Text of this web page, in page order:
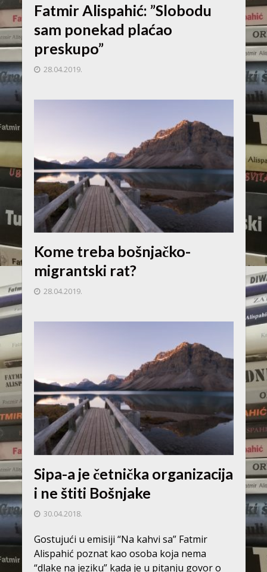
Fatmir Alispahić: ”Slobodu
sam ponekad plaćao
preskupo”
28.04.2019.
Kome treba bošnjačko-
migrantski rat?
28.04.2019.
Sipa-a je četnička organizacija
i ne štiti Bošnjake
30.04.2018.
Gostujući u emisiji “Na kahvi sa” Fatmir
Alispahić poznat kao osoba koja nema
“dlake na jeziku” kada je u pitanju govor o